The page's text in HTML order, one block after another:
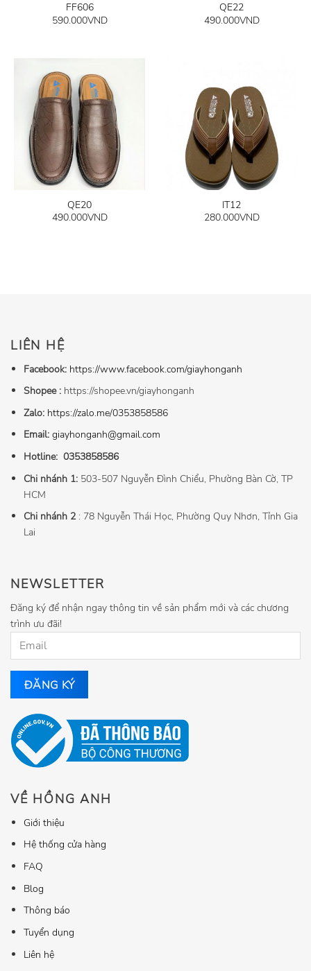
FF606
590.000VND
QE22
490.000VND
QE20
490.000VND
IT12
280.000VND
NEWSLETTER
Đăng ký để nhận ngay thông tin về sản phẩm mới và các chương
trình ưu đãi!
VỀ HỒNG ANH
Giới thiệu
Hệ thống cửa hàng
FAQ
Blog
Thông báo
Tuyển dụng
Liên hệ
LIÊN HỆ
Facebook: https://www.facebook.com/giayhonganh
Shopee : https://shopee.vn/giayhonganh
Zalo: https://zalo.me/0353858586
Email: giayhonganh@gmail.com
Hotline: 0353858586
Chi nhánh 1: 503-507 Nguyễn Đình Chiểu, Phường Bàn Cờ, TP
HCM
Chi nhánh 2: 78 Nguyễn Thái Học, Phường Quy Nhơn, Tỉnh Gia
Lai